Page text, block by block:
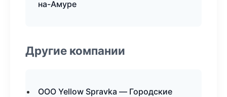
на-Амуре
Другие компании
ООО Yellow Spravka — Городские